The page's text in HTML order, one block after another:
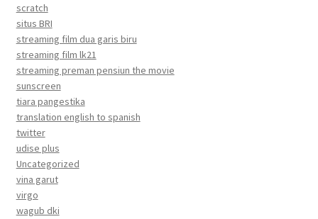
scratch
situs BRI
streaming film dua garis biru
streaming film lk21
streaming preman pensiun the movie
sunscreen
tiara pangestika
translation english to spanish
twitter
udise plus
Uncategorized
vina garut
virgo
wagub dki